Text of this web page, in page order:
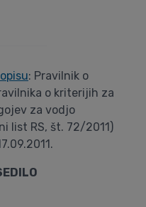
: Pravilnik o
o kriterijih za
za vodjo
list RS, št. 72/2011)